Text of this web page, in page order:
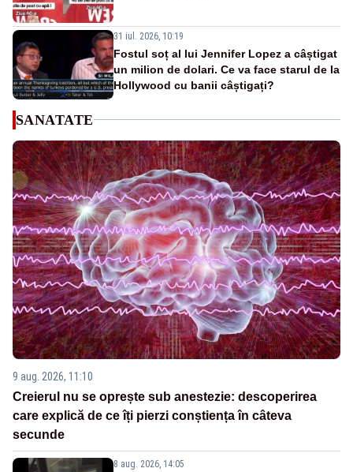
31 iul. 2026, 10:19
Fostul soț al lui Jennifer Lopez a câștigat
un milion de dolari. Ce va face starul de la
Hollywood cu banii câștigați?
SANATATE
9 aug. 2026, 11:10
Creierul nu se oprește sub anestezie: descoperirea
care explică de ce îți pierzi conștiența în câteva
secunde
8 aug. 2026, 14:05